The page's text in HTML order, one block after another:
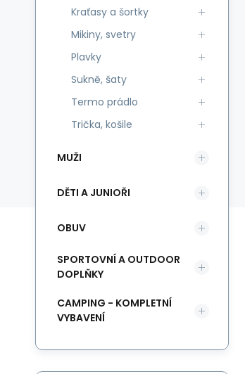
Kraťasy a šortky
Mikiny, svetry
Plavky
Sukně, šaty
Termo prádlo
Trička, košile
MUŽI
DĚTI A JUNIOŘI
OBUV
SPORTOVNÍ A OUTDOOR
DOPLŇKY
CAMPING - KOMPLETNÍ
VYBAVENÍ